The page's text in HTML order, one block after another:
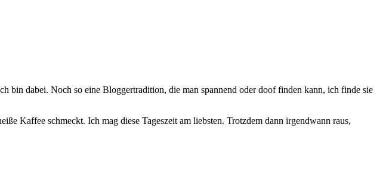
bin dabei. Noch so eine Bloggertradition, die man spannend oder doof finden kann, ich finde sie
Kaffee schmeckt. Ich mag diese Tageszeit am liebsten. Trotzdem dann irgendwann raus,